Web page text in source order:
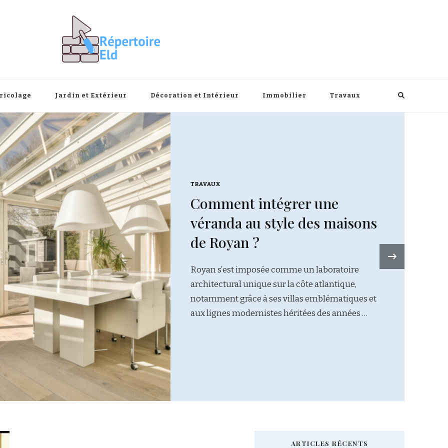
Jardin et Extérieur Décoration et Intérieur Immobilier Travaux
TRAVAUX
Comment intégrer une
véranda au style des maisons
de Royan ?
Royan s’est imposée comme un laboratoire
architectural unique sur la côte atlantique,
notamment grâce à ses villas emblématiques et
aux lignes modernistes héritées des années …
ARTICLES RÉCENTS